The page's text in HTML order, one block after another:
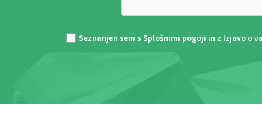
Seznanjen sem s Splošnimi pogoji in z Izjavo o